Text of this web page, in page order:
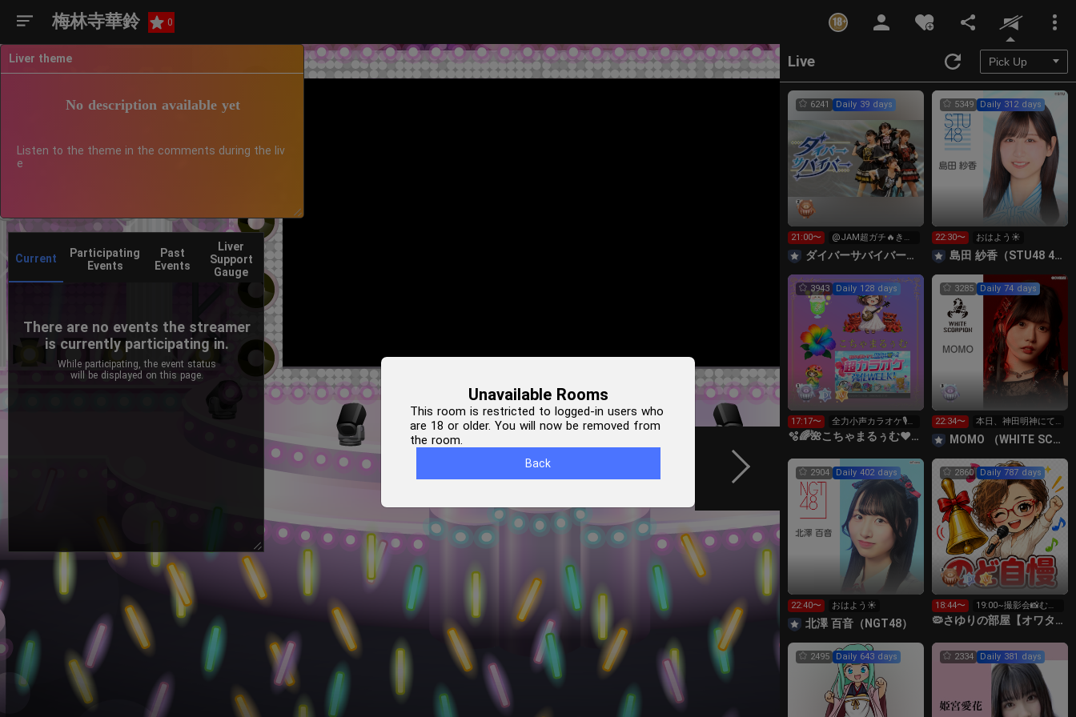
梅林寺華鈴 0
Unmute
Current
Participating
Events
Past
Events
Liver
Support
Gauge
There are no events the streamer
is currently participating in.
While participating, the event status
will be displayed on this page.
Liver theme
No description available yet
Listen to the theme in the comments during the liv
e
Live
6241 Daily 39 days
21:00〜
@JAM超ガチ🔥きら
星広告星など求！
‪ダイバーサバイバー【公式】
5349 Daily 312 days
22:30〜 おはよう☀️
島田 紗香（STU48 4期研究生）
3943 Daily 128 days
17:17〜
全力小声カラオケ🎙️1
wで333曲目標✨️🎶
🫧🌈🌺こちゃまるぅむ❤☀️🪕育児中️🪄7周年🫧
3285 Daily 74 days
22:34〜
本日、神田明神にて
イベント
MOMO （WHITE SCORPION）
2904 Daily 402 days
22:40〜 おはよう☀️
北澤 百音（NGT48）
2860 Daily 787 days
18:44〜
19:00~撮影会📸むご
ん中アバター
🦠さゆりの部屋【オワタ丸FC会員募集中❣️】埋もれた昭和歌謡
2495 Daily 643 days 2334 Daily 381 days
Unavailable Rooms
This room is restricted to logged-in users who
are 18 or older. You will now be removed from
the room.
Back